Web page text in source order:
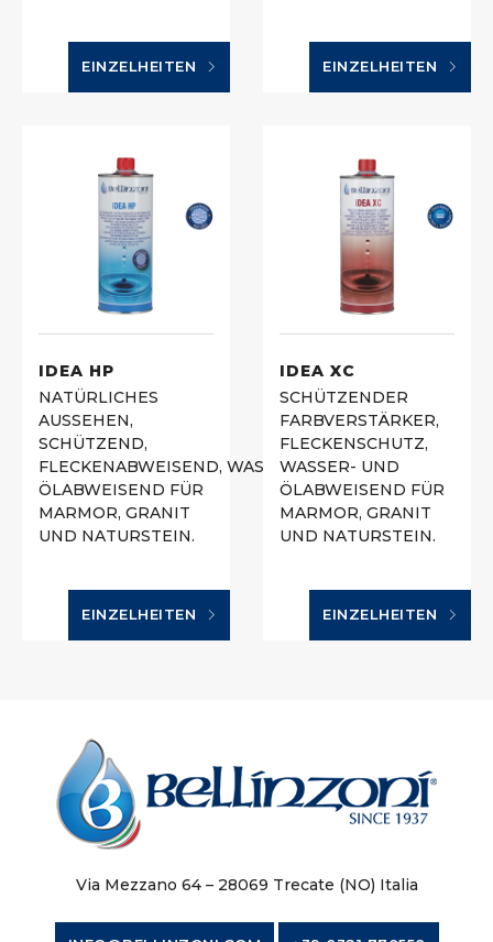
EINZELHEITEN EINZELHEITEN
IDEA HP
NATÜRLICHES
AUSSEHEN,
SCHÜTZEND,
FLECKENABWEISEND, WASSER-/
ÖLABWEISEND FÜR
MARMOR, GRANIT
UND NATURSTEIN.
EINZELHEITEN
IDEA XC
SCHÜTZENDER
FARBVERSTÄRKER,
FLECKENSCHUTZ,
WASSER- UND
ÖLABWEISEND FÜR
MARMOR, GRANIT
UND NATURSTEIN.
EINZELHEITEN
Via Mezzano 64 – 28069 Trecate (NO) Italia